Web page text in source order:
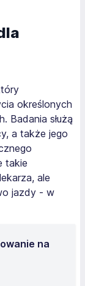
określonych
Badania służą
a także jego
takie
ale
jazdy - w
na